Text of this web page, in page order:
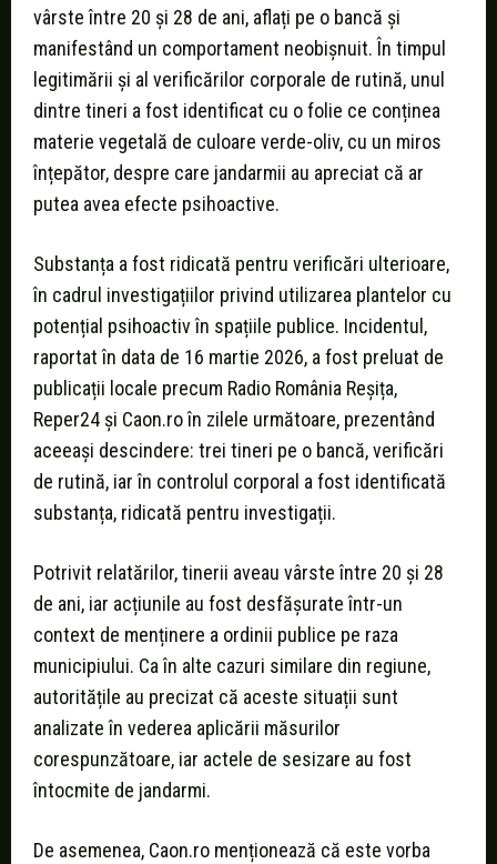
vârste între 20 și 28 de ani, aflați pe o bancă și
manifestând un comportament neobișnuit. În timpul
legitimării și al verificărilor corporale de rutină, unul
dintre tineri a fost identificat cu o folie ce conținea
materie vegetală de culoare verde-oliv, cu un miros
înțepător, despre care jandarmii au apreciat că ar
putea avea efecte psihoactive.
Substanța a fost ridicată pentru verificări ulterioare,
în cadrul investigațiilor privind utilizarea plantelor cu
potențial psihoactiv în spațiile publice. Incidentul,
raportat în data de 16 martie 2026, a fost preluat de
publicații locale precum Radio România Reșița,
Reper24 și Caon.ro în zilele următoare, prezentând
aceeași descindere: trei tineri pe o bancă, verificări
de rutină, iar în controlul corporal a fost identificată
substanța, ridicată pentru investigații.
Potrivit relatărilor, tinerii aveau vârste între 20 și 28
de ani, iar acțiunile au fost desfășurate într-un
context de menținere a ordinii publice pe raza
municipiului. Ca în alte cazuri similare din regiune,
autoritățile au precizat că aceste situații sunt
analizate în vederea aplicării măsurilor
corespunzătoare, iar actele de sesizare au fost
întocmite de jandarmi.
De asemenea, Caon.ro menționează că este vorba